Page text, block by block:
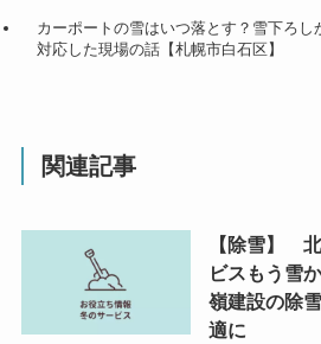
カーポートの雪はいつ落とす？雪下ろし
対応した現場の話【札幌市白石区】
関連記事
【除雪】
ビスもう雪
嶺建設の除
適に